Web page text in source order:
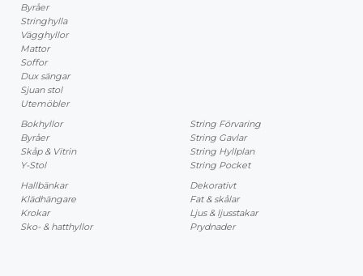
Byråer
Stringhylla
Vägghyllor
Mattor
Soffor
Dux sängar
Sjuan stol
Utemöbler
Bokhyllor
Byråer
Skåp & Vitrin
Y-Stol
String Förvaring
String Gavlar
String Hyllplan
String Pocket
Hallbänkar
Klädhängare
Krokar
Sko- & hatthyllor
Dekorativt
Fat & skålar
Ljus & ljusstakar
Prydnader